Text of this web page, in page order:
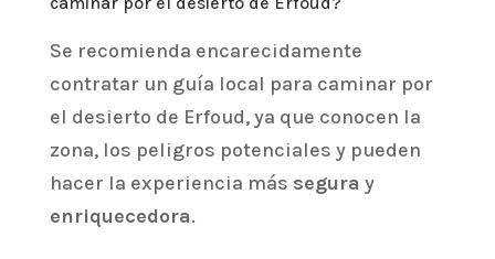
Se recomienda encarecidamente
contratar un guía local para caminar por
el desierto de Erfoud, ya que conocen la
zona, los peligros potenciales y pueden
hacer la experiencia más segura y
enriquecedora.